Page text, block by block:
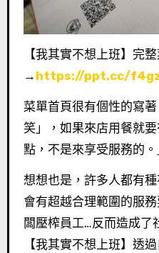
【我其實不想上班】完
→ https://ppt.cc/
菜單首頁很有個性的寫
笑」，如果來店用餐就
點，不是來享受服務的。
想想也是，許多人都有
會有超越合理範圍的服
闆壓榨員工…反而造成了
【我其實不想上班】透